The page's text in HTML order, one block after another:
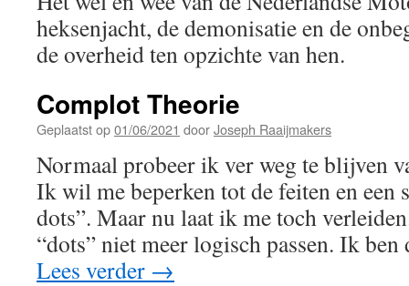
heksenjacht, de demonisatie en de
de overheid ten opzichte van hen.
Complot Theorie
Geplaatst op01/06/2021 doorJoseph Raaijmakers
Normaal probeer ik ver weg te blijven
Ik wil me beperken tot de feiten en een
dots”. Maar nu laat ik me toch
“dots” niet meer logisch passen. Ik
Lees verder →